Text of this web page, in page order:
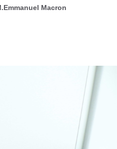
Macron